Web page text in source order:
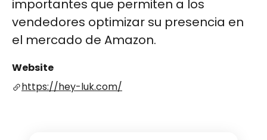
importantes que permiten a los
vendedores optimizar su presencia en
el mercado de Amazon.
Website
https://hey-luk.com/